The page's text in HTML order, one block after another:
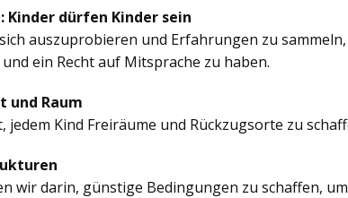
Kinder dürfen Kinder sein
auszuprobieren und Erfahrungen zu
ein Recht auf Mitsprache zu haben.
und Raum
jedem Kind Freiräume und Rückzugsorte zu
wir darin, günstige Bedingungen zu schaffen,